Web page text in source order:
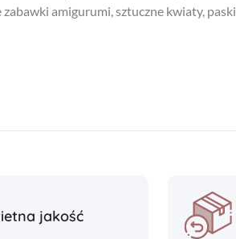
amigurumi, sztuczne kwiaty, paski.
jakość